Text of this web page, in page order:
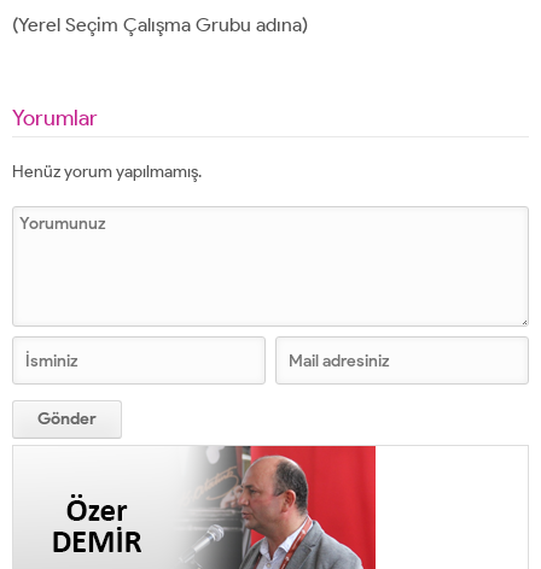
(Yerel Seçim Çalışma Grubu adına)
Yorumlar
Henüz yorum yapılmamış.